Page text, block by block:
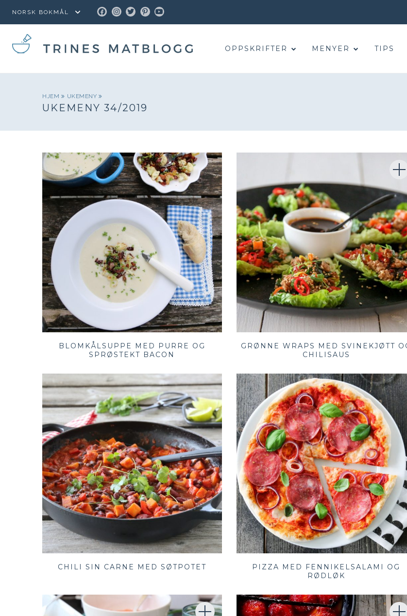
FACEBOOK
INSTAGRAM
TWITTER
PINTEREST
YOUTUBE
OPPSKRIFTER MENYER TIPS
HJEM UKEMENY
UKEMENY 34/2019
BLOMKÅLSUPPE MED PURRE OG
SPRØSTEKT BACON
GRØNNE WRAPS MED SVINEKJØTT
CHILISAUS
CHILI SIN CARNE MED SØTPOTET
PIZZA MED FENNIKELSALAMI OG
RØDLØK